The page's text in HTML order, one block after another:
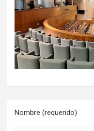
Nombre (requerido)